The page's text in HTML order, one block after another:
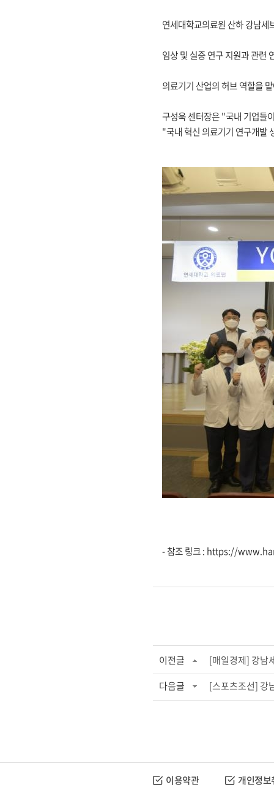
연세대학교의료원 산하 강남
임상 및 실증 연구 지원과 관련
의료기기 산업의 허브 역할을
구성욱 센터장은 "국내 기업들
"국내 혁신 의료기기 연구개발
- 참조 링크 : https://
이전글
[매일경제] 강남
다음글
[스포츠조선] 강
이용약관 개인정